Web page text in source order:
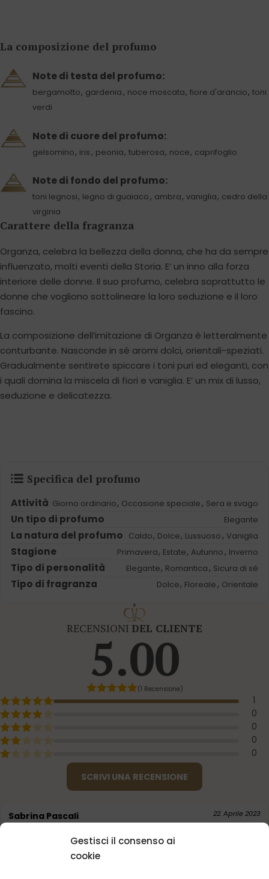
Gestisci il consenso ai
cookie
La composizione del profumo
Note di testa del profumo:
bergamotto, gardenia , noce moscata, fiore d'arancio, toni
verdi
Note di cuore del profumo:
gelsomino, iris , peonia, tuberosa, noce, caprifoglio
Note di fondo del profumo:
toni legnosi, legno di guaiaco, ambra, vaniglia, cedro della
virginia
Carattere della fragranza
Organza, celebra la bellezza della donna, che ha da sempre
influenzato, molti eventi della Storia. E’ un inno alla forza
interiore delle donne. Il suo profumo, celebra soprattutto le
donne che vogliono sottolineare la loro seduzione e il loro
fascino.
La composizione dell’imitazione di Organza è letteralmente
conturbante. Nasconde in sé aromi dolci, orientali-speziati.
Gradualmente sentirete spiccare i toni puri ed eleganti, con
i quali domina la miscela di fiori e vaniglia. E’ un mix di lusso,
seduzione e delicatezza.
Specifica del profumo
Attività Giorno ordinario, Occasione speciale, Sera e svago
Un tipo di profumo Elegante
La natura del profumo Caldo, Dolce, Lussuoso, Vaniglia
Stagione Primavera, Estate, Autunno, Inverno
Tipo di personalità Elegante, Romantica, Sicura di sé
Tipo di fragranza Dolce, Floreale, Orientale
RECENSIONI DEL CLIENTE
5.00
(1 Recensione)
1
0
0
0
0
SCRIVI UNA RECENSIONE
Sabrina Pascali 22. Aprile 2023
Sicuramente rimarrò sodisfatta